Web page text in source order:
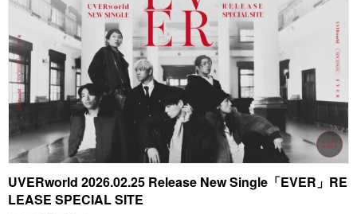
UVERworld 2026.02.25 Release New Single「EVER」RE
LEASE SPECIAL SITE